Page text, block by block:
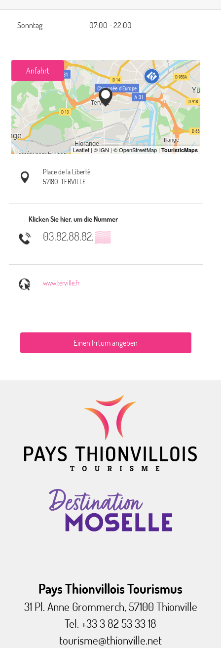
Sonntag 07:00 - 22:00
Anfahrt
Place de la Liberté
57180 TERVILLE
Klicken Sie hier, um die Nummer
03.82.88.82.▒▒
www.terville.fr
Einen Irrtum angeben
Pays Thionvillois Tourismus
31 Pl. Anne Grommerch, 57100 Thionville
Tel. +33 3 82 53 33 18
tourisme@thionville.net